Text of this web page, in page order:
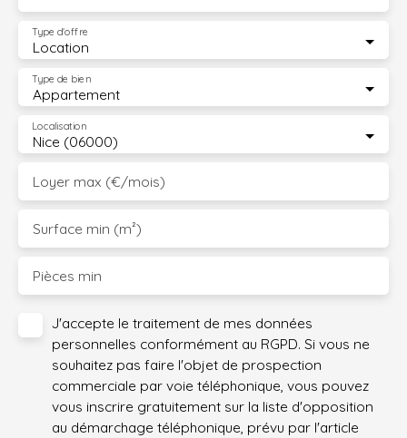
Location
Type d'offre
Appartement
Type de bien
Nice (06000)
Localisation
Loyer max (€/mois)
Surface min (m²)
Pièces min
J'accepte le traitement de mes données
personnelles conformément au RGPD. Si vous ne
souhaitez pas faire l'objet de prospection
commerciale par voie téléphonique, vous pouvez
vous inscrire gratuitement sur la liste d'opposition
au démarchage téléphonique, prévu par l'article